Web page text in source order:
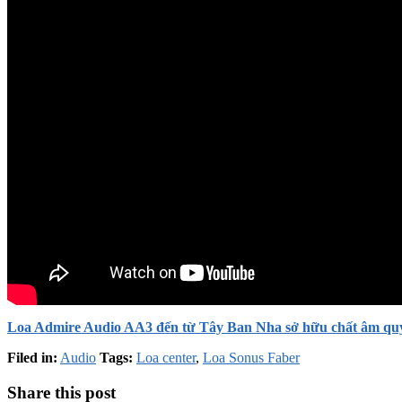
Loa Admire Audio AA3 đến từ Tây Ban Nha sở hữu chất âm
Filed in: Audio Tags: Loa center, Loa Sonus Faber
Share this post